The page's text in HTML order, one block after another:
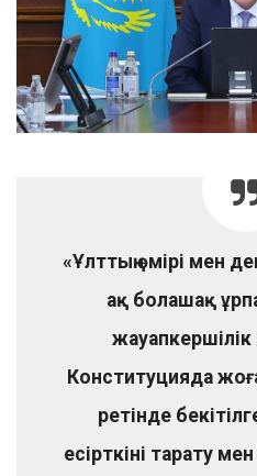
«Ұлттың өмірі мен
ақ болашақ
жауапкершілік
Конституцияда
ретінде
есірткіні тарату